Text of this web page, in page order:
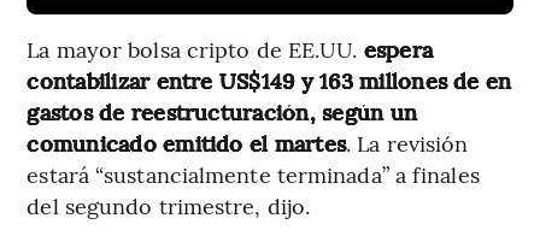
La mayor bolsa cripto de EE.UU. espera
contabilizar entre US$149 y 163 millones de en
gastos de reestructuración, según un
comunicado emitido el martes. La revisión
estará “sustancialmente terminada” a finales
del segundo trimestre, dijo.